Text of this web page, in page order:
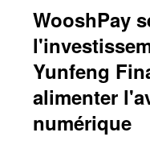
WooshPay
Yunfeng
alimenter
numérique